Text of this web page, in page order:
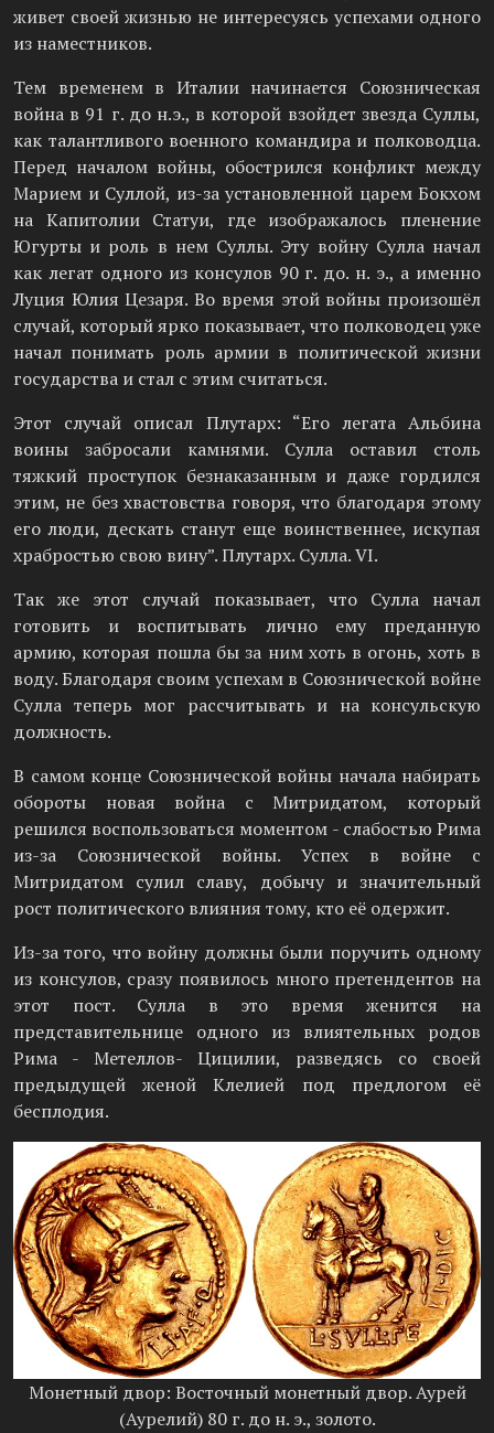
живет своей жизнью не интересуясь успехами одного
из наместников.
Тем временем в Италии начинается Союзническая
война в 91 г. до н.э., в которой взойдет звезда Суллы,
как талантливого военного командира и полководца.
Перед началом войны, обострился конфликт между
Марием и Суллой, из-за установленной царем Бокхом
на Капитолии Статуи, где изображалось пленение
Югурты и роль в нем Суллы. Эту войну Сулла начал
как легат одного из консулов 90 г. до. н. э., а именно
Луция Юлия Цезаря. Во время этой войны произошёл
случай, который ярко показывает, что полководец уже
начал понимать роль армии в политической жизни
государства и стал с этим считаться.
Этот случай описал Плутарх: “Его легата Альбина
воины забросали камнями. Сулла оставил столь
тяжкий проступок безнаказанным и даже гордился
этим, не без хвастовства говоря, что благодаря этому
его люди, дескать станут еще воинственнее, искупая
храбростью свою вину”. Плутарх. Сулла. VI.
Так же этот случай показывает, что Сулла начал
готовить и воспитывать лично ему преданную
армию, которая пошла бы за ним хоть в огонь, хоть в
воду. Благодаря своим успехам в Союзнической войне
Сулла теперь мог рассчитывать и на консульскую
должность.
В самом конце Союзнической войны начала набирать
обороты новая война с Митридатом, который
решился воспользоваться моментом - слабостью Рима
из-за Союзнической войны. Успех в войне с
Митридатом сулил славу, добычу и значительный
рост политического влияния тому, кто её одержит.
Из-за того, что войну должны были поручить одному
из консулов, сразу появилось много претендентов на
этот пост. Сулла в это время женится на
представительнице одного из влиятельных родов
Рима - Метеллов- Цицилии, разведясь со своей
предыдущей женой Клелией под предлогом её
бесплодия.
Монетный двор: Восточный монетный двор. Аурей
(Аурелий) 80 г. до н. э., золото.